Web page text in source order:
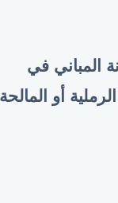
المباني في
أو المالحة